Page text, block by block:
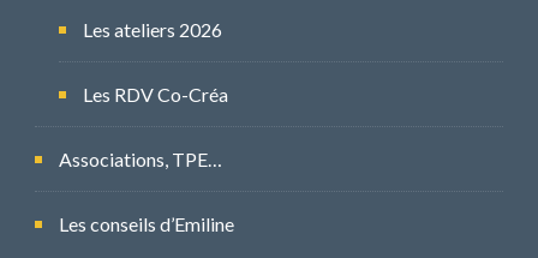
Les ateliers 2026
Les RDV Co-Créa
Associations, TPE…
Les conseils d’Emiline